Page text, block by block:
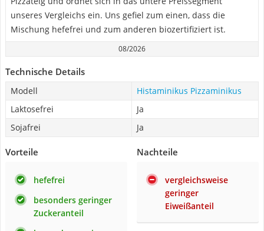
unseres Vergleichs ein. Uns gefiel zum einen, dass die
Mischung hefefrei und zum anderen biozertifiziert ist.
08/2026
Technische Details
Modell
Histaminikus Pizzaminikus
Laktosefrei
Ja
Sojafrei
Ja
Vorteile
hefefrei
besonders geringer
Zuckeranteil
Nachteile
vergleichsweise
geringer
Eiweißanteil